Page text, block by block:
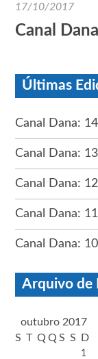
17/10/2017
Canal
Últimas
Canal Dana:
Canal Dana:
Canal Dana:
Canal Dana:
Canal Dana:
Arquivo de
outubro 2017
S T Q Q S S D
1